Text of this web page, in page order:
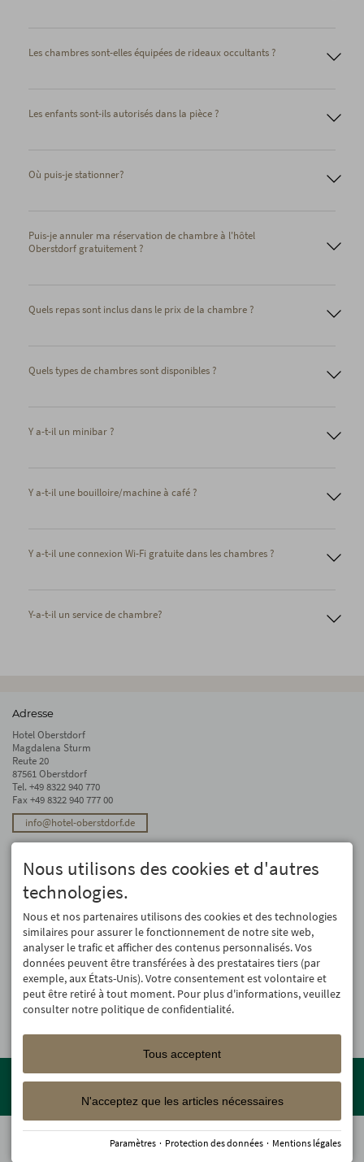
Les chambres sont-elles équipées de rideaux occultants ?
Les enfants sont-ils autorisés dans la pièce ?
Chambres Familiales Confortables
Où puis-je stationner?
Puis-je annuler ma réservation de chambre à l'hôtel
Oberstdorf gratuitement ?
Quels repas sont inclus dans le prix de la chambre ?
Quels types de chambres sont disponibles ?
Y a-t-il un minibar ?
Y a-t-il une bouilloire/machine à café ?
Y a-t-il une connexion Wi-Fi gratuite dans les chambres ?
Y-a-t-il un service de chambre?
Adresse
Hotel Oberstdorf
Magdalena Sturm
Reute 20
87561 Oberstdorf
Tel. +49 8322 940 770
Fax +49 8322 940 777 00
info@hotel-oberstdorf.de
We will not forward your email address. And we don’t like spam, either. We
promise! You can unsubscribe at any time.
Registre
family holiday programme!
Mentions légales Protection des données Accessibilité
Nous utilisons des cookies et d'autres
technologies.
Nous et nos partenaires utilisons des cookies et des technologies
similaires pour assurer le fonctionnement de notre site web,
analyser le trafic et afficher des contenus personnalisés. Vos
données peuvent être transférées à des prestataires tiers (par
exemple, aux États-Unis). Votre consentement est volontaire et
peut être retiré à tout moment. Pour plus d'informations, veuillez
consulter notre politique de confidentialité.
Tous acceptent
N'acceptez que les articles nécessaires
Paramètres · Protection des données · Mentions légales